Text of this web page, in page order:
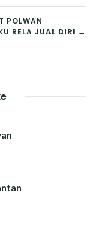
POLWAN
RELA JUAL DIRI →